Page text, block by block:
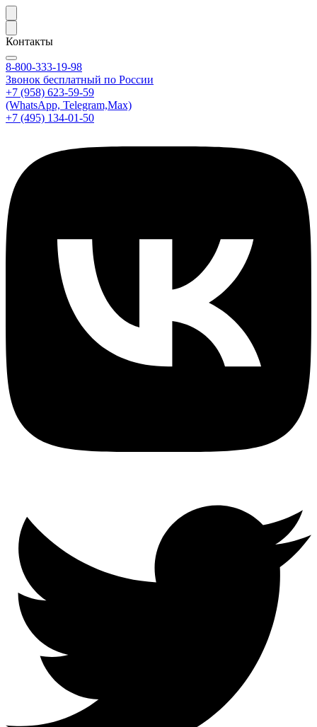
Контакты
8-800-333-19-98
Звонок бесплатный по России
+7 (958) 623-59-59
(WhatsApp, Telegram,Max)
+7 (495) 134-01-50